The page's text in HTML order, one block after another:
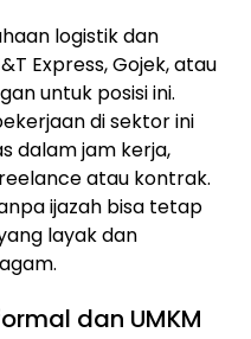
logistik dan
Express, Gojek, atau
untuk posisi ini.
di sektor ini
dalam jam kerja,
atau kontrak.
ijazah bisa tetap
layak dan
dan UMKM